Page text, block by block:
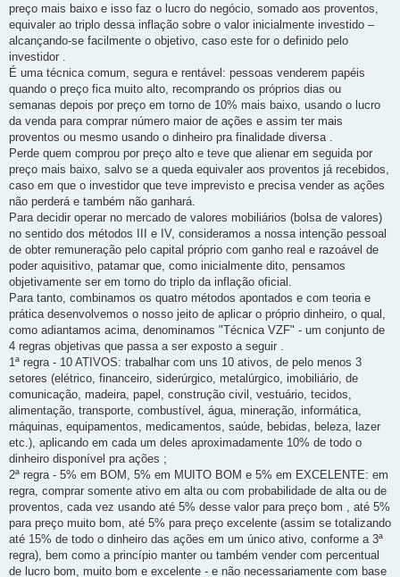
preço mais baixo e isso faz o lucro do negócio, somado aos proventos,
equivaler ao triplo dessa inflação sobre o valor inicialmente investido –
alcançando-se facilmente o objetivo, caso este for o definido pelo
investidor .
É uma técnica comum, segura e rentável: pessoas venderem papéis
quando o preço fica muito alto, recomprando os próprios dias ou
semanas depois por preço em torno de 10% mais baixo, usando o lucro
da venda para comprar número maior de ações e assim ter mais
proventos ou mesmo usando o dinheiro pra finalidade diversa .
Perde quem comprou por preço alto e teve que alienar em seguida por
preço mais baixo, salvo se a queda equivaler aos proventos já recebidos,
caso em que o investidor que teve imprevisto e precisa vender as ações
não perderá e também não ganhará.
Para decidir operar no mercado de valores mobiliários (bolsa de valores)
no sentido dos métodos III e IV, consideramos a nossa intenção pessoal
de obter remuneração pelo capital próprio com ganho real e razoável de
poder aquisitivo, patamar que, como inicialmente dito, pensamos
objetivamente ser em torno do triplo da inflação oficial.
Para tanto, combinamos os quatro métodos apontados e com teoria e
prática desenvolvemos o nosso jeito de aplicar o próprio dinheiro, o qual,
como adiantamos acima, denominamos "Técnica VZF" - um conjunto de
4 regras objetivas que passa a ser exposto a seguir .
1ª regra - 10 ATIVOS: trabalhar com uns 10 ativos, de pelo menos 3
setores (elétrico, financeiro, siderúrgico, metalúrgico, imobiliário, de
comunicação, madeira, papel, construção civil, vestuário, tecidos,
alimentação, transporte, combustível, água, mineração, informática,
máquinas, equipamentos, medicamentos, saúde, bebidas, beleza, lazer
etc.), aplicando em cada um deles aproximadamente 10% de todo o
dinheiro disponível pra ações ;
2ª regra - 5% em BOM, 5% em MUITO BOM e 5% em EXCELENTE: em
regra, comprar somente ativo em alta ou com probabilidade de alta ou de
proventos, cada vez usando até 5% desse valor para preço bom , até 5%
para preço muito bom, até 5% para preço excelente (assim se totalizando
até 15% de todo o dinheiro das ações em um único ativo, conforme a 3ª
regra), bem como a princípio manter ou também vender com percentual
de lucro bom, muito bom e excelente - e não necessariamente com base